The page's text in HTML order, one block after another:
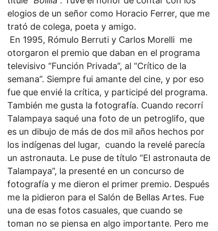
elogios de un señor como Horacio Ferrer, que me
trató de colega, poeta y amigo.
En 1995, Rómulo Berruti y Carlos Morelli me
otorgaron el premio que daban en el programa
televisivo “Función Privada”, al “Crítico de la
semana”. Siempre fui amante del cine, y por eso
fue que envié la crítica, y participé del programa.
También me gusta la fotografía. Cuando recorrí
Talampaya saqué una foto de un petroglifo, que
es un dibujo de más de dos mil años hechos por
los indígenas del lugar, cuando la revelé parecía
un astronauta. Le puse de título “El astronauta de
Talampaya”, la presenté en un concurso de
fotografía y me dieron el primer premio. Después
me la pidieron para el Salón de Bellas Artes. Fue
una de esas fotos casuales, que cuando se
toman no se piensa en algo importante. Pero me